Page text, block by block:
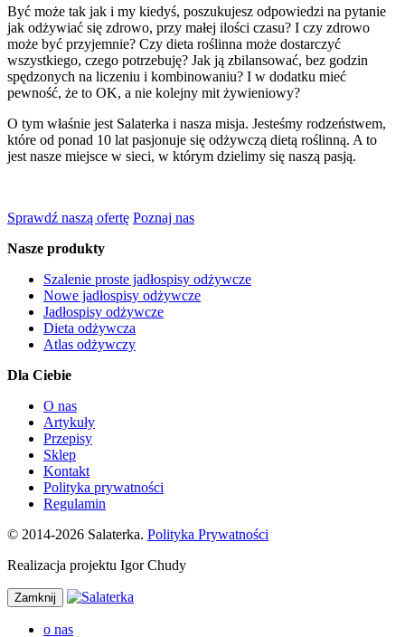
Być może tak jak i my kiedyś, poszukujesz odpowiedzi na pytanie
jak odżywiać się zdrowo, przy małej ilości czasu? I czy zdrowo
może być przyjemnie? Czy dieta roślinna może dostarczyć
wszystkiego, czego potrzebuję? Jak ją zbilansować, bez godzin
spędzonych na liczeniu i kombinowaniu? I w dodatku mieć
pewność, że to OK, a nie kolejny mit żywieniowy?
O tym właśnie jest Salaterka i nasza misja. Jesteśmy rodzeństwem,
które od ponad 10 lat pasjonuje się odżywczą dietą roślinną. A to
jest nasze miejsce w sieci, w którym dzielimy się naszą pasją.
Sprawdź naszą ofertę Poznaj nas
Nasze produkty
Szalenie proste jadłospisy odżywcze
Nowe jadłospisy odżywcze
Jadłospisy odżywcze
Dieta odżywcza
Atlas odżywczy
Dla Ciebie
O nas
Artykuły
Przepisy
Sklep
Kontakt
Polityka prywatności
Regulamin
© 2014-2026 Salaterka. Polityka Prywatności
Realizacja projektu Igor Chudy
Zamknij
o nas